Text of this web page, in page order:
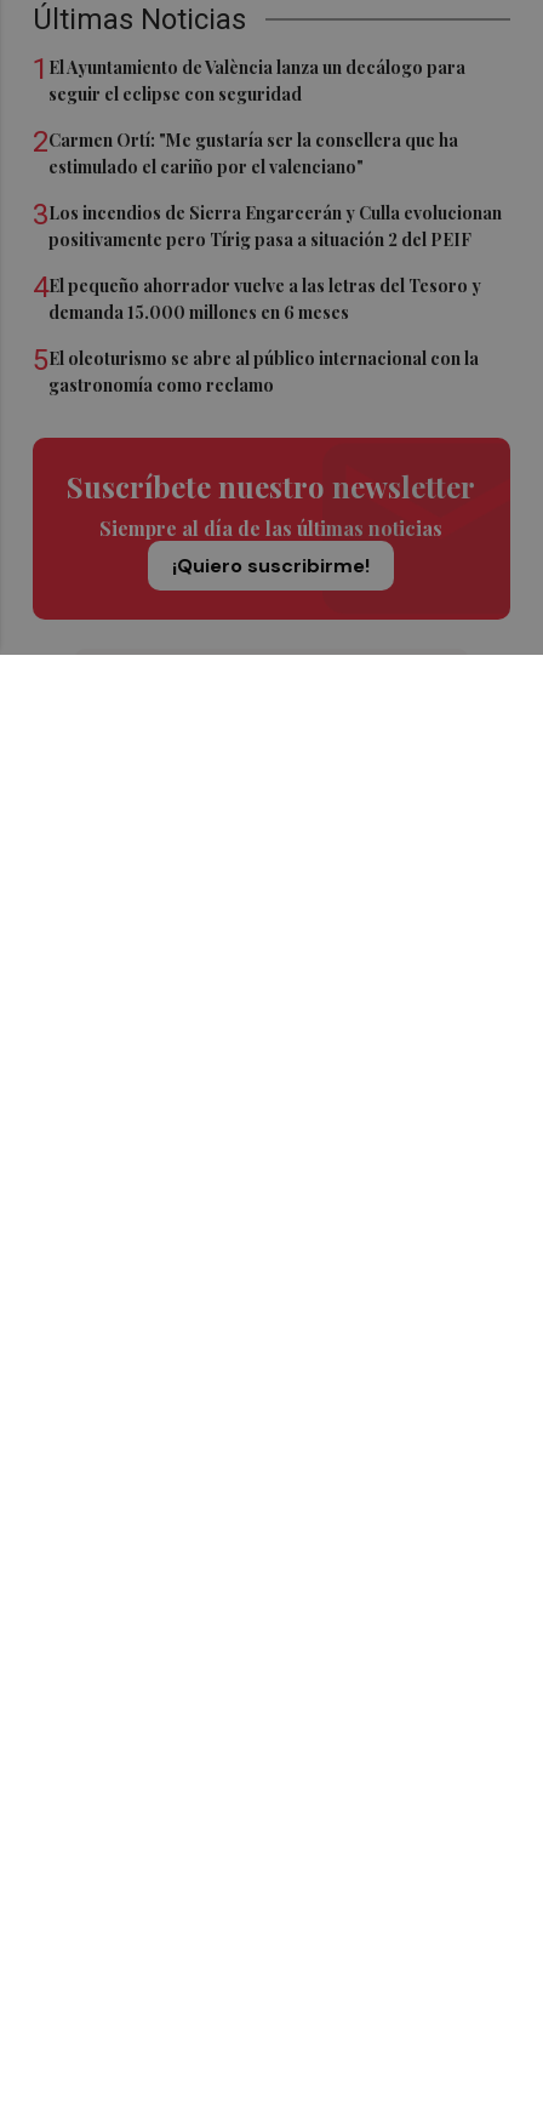
Últimas Noticias
1 El Ayuntamiento de València lanza un decálogo para
seguir el eclipse con seguridad
2Carmen Ortí: "Me gustaría ser la consellera que ha
estimulado el cariño por el valenciano"
3Los incendios de Sierra Engarcerán y Culla evolucionan
positivamente pero Tírig pasa a situación 2 del PEIF
4El pequeño ahorrador vuelve a las letras del Tesoro y
demanda 15.000 millones en 6 meses
5El oleoturismo se abre al público internacional con la
gastronomía como reclamo
Suscríbete nuestro newsletter
Siempre al día de las últimas noticias
¡Quiero suscribirme!